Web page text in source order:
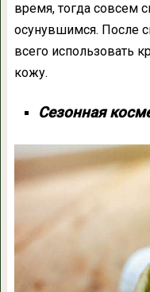
время, тогда совсем
осунувшимся. После
всего использовать
кожу.
Сезонная